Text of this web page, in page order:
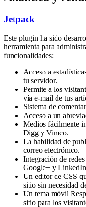
Jetpack
Este plugin ha sido
herramienta para
funcionalidades:
Acceso a
tu servidor.
Permite a los
vía e-mail de tus
Sistema de
Acceso a un
Medios fácilmente
Digg y Vimeo.
La habilidad de
correo electrónico.
Integración de
Google+ y
Un editor de CSS
sitio sin necesidad
Un tema móvil
sitio para los